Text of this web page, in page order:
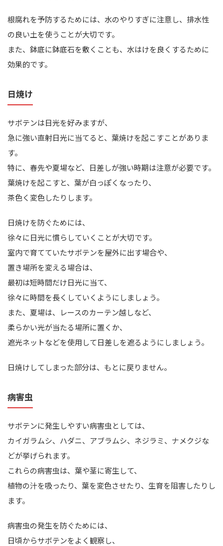
根腐れを予防するためには、水のやりすぎに注意し、排水性
の良い土を使うことが大切です。
また、鉢底に鉢底石を敷くことも、水はけを良くするために
効果的です。
日焼け
サボテンは日光を好みますが、
急に強い直射日光に当てると、葉焼けを起こすことがありま
す。
特に、春先や夏場など、日差しが強い時期は注意が必要です。
葉焼けを起こすと、葉が白っぽくなったり、
茶色く変色したりします。
日焼けを防ぐためには、
徐々に日光に慣らしていくことが大切です。
室内で育てていたサボテンを屋外に出す場合や、
置き場所を変える場合は、
最初は短時間だけ日光に当て、
徐々に時間を長くしていくようにしましょう。
また、夏場は、レースのカーテン越しなど、
柔らかい光が当たる場所に置くか、
遮光ネットなどを使用して日差しを遮るようにしましょう。
日焼けしてしまった部分は、もとに戻りません。
病害虫
サボテンに発生しやすい病害虫としては、
カイガラムシ、ハダニ、アブラムシ、ネジラミ、ナメクジな
どが挙げられます。
これらの病害虫は、葉や茎に寄生して、
植物の汁を吸ったり、葉を変色させたり、生育を阻害したりし
ます。
病害虫の発生を防ぐためには、
日頃からサボテンをよく観察し、